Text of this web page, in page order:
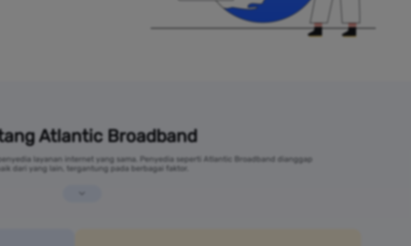
Atlantic Broadband
layanan internet yang sama. Penyedia seperti Atlantic Broadband dianggap
dari yang lain, tergantung pada berbagai faktor.